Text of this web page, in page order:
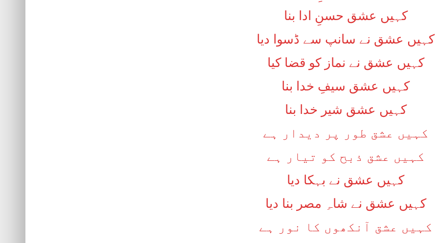
کہیں عشق حسنِ ادا بنا
کہیں عشق نے سانپ سے ڈسوا دیا
کہیں عشق نے نماز کو قضا کیا
کہیں عشق سیفِ خدا بنا
کہیں عشق شیر خدا بنا
کہیں عشق طور پر دیدار ہے
کہیں عشق ذبح کو تیار ہے
کہیں عشق نے بہکا دیا
کہیں عشق نے شاہِ مصر بنا دیا
کہیں عشق آنکھوں کا نور ہے